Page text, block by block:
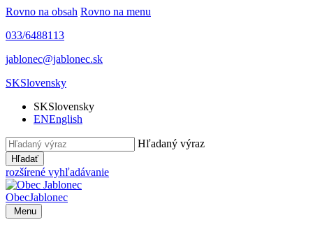
Rovno na obsah Rovno na menu
033/6488113
jablonec@jablonec.sk
SKSlovensky
SKSlovensky
ENEnglish
Hľadaný výraz
Hľadať
rozšírené vyhľadávanie
ObecJablonec
Menu